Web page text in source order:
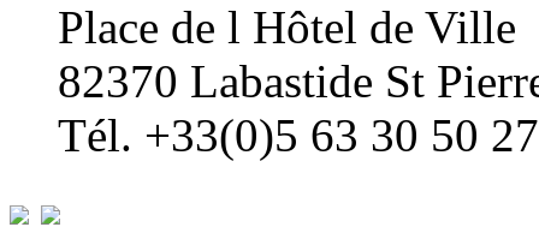
Place de l Hôtel de Ville
82370 Labastide St
Tél. +33(0)5 63 30 50 27